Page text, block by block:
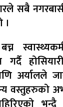
सबै
।
अर्यालले
वस्तुहरुको